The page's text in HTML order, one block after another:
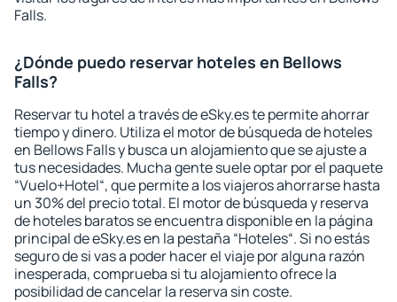
Falls.
¿Dónde puedo reservar hoteles en Bellows
Falls?
Reservar tu hotel a través de eSky.es te permite ahorrar
tiempo y dinero. Utiliza el motor de búsqueda de hoteles
en Bellows Falls y busca un alojamiento que se ajuste a
tus necesidades. Mucha gente suele optar por el paquete
“Vuelo+Hotel“, que permite a los viajeros ahorrarse hasta
un 30% del precio total. El motor de búsqueda y reserva
de hoteles baratos se encuentra disponible en la página
principal de eSky.es en la pestaña “Hoteles“. Si no estás
seguro de si vas a poder hacer el viaje por alguna razón
inesperada, comprueba si tu alojamiento ofrece la
posibilidad de cancelar la reserva sin coste.